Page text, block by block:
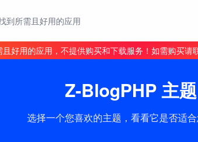
到所需且好用的应用
好用的应用，不提供购买和下载服务！如需购买请
Z-BlogPHP 主题
选择一个您喜欢的主题，看看它是否适